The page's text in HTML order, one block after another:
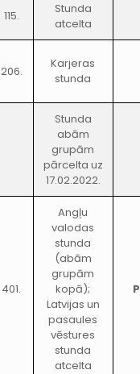
115.
Stunda
atcelta
206.
Karjeras
stunda
Stunda
abām
grupām
pārcelta uz
17.02.2022.
401.
Angļu
valodas
stunda
(abām
grupām
kopā);
Latvijas un
pasaules
vēstures
stunda
atcelta
P